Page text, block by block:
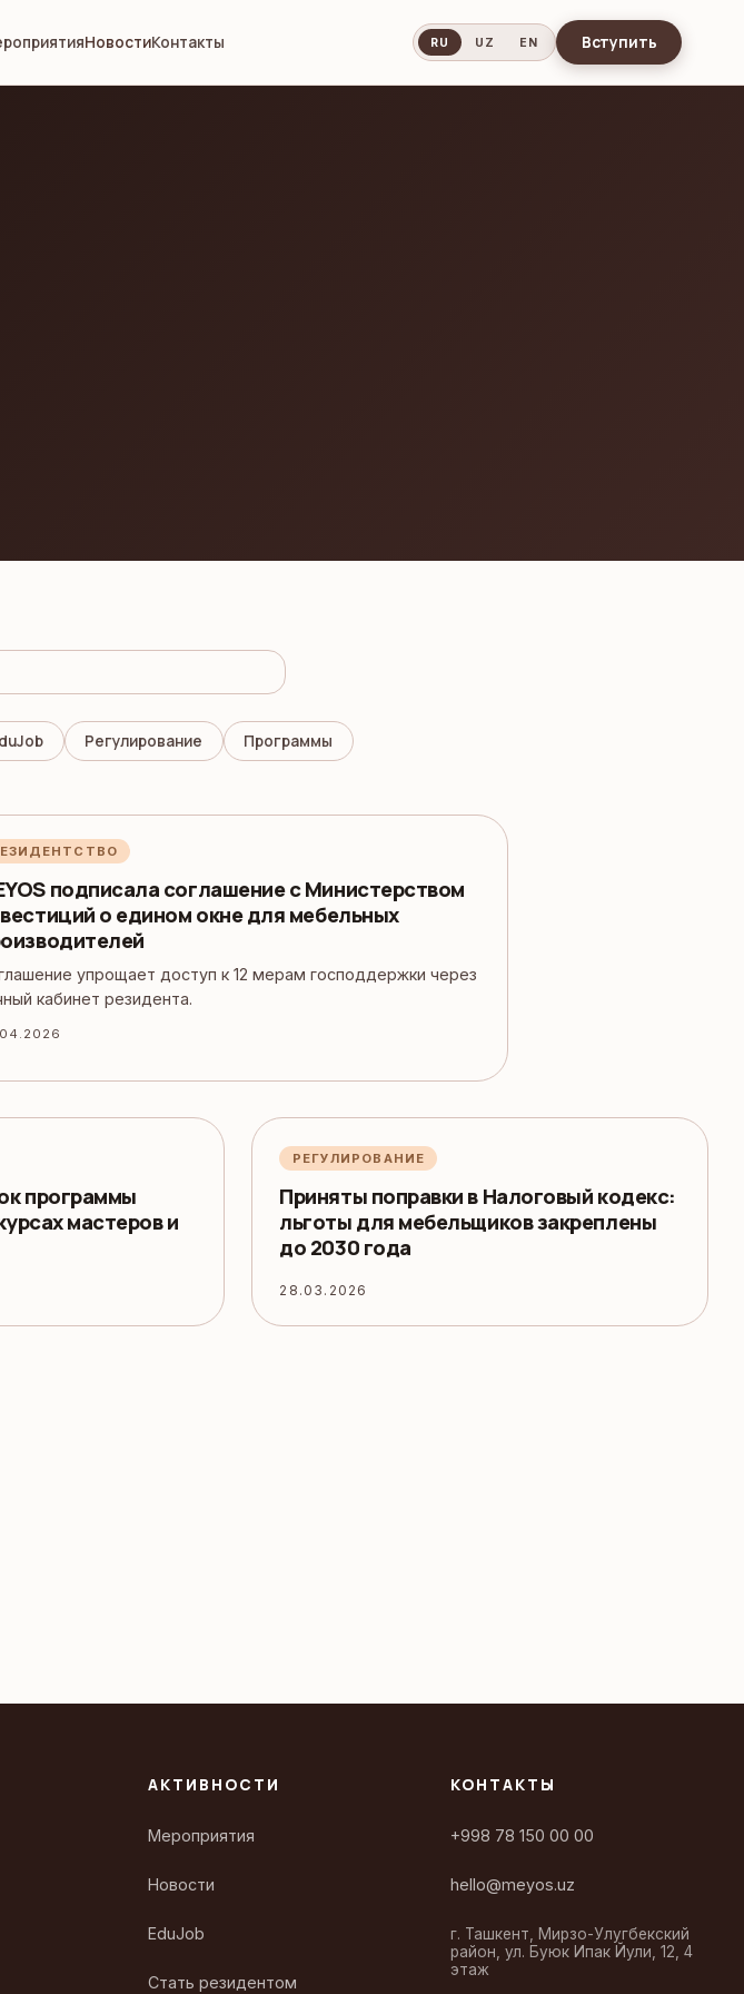
НовостиКонтакты RU UZ EN Вступить
Регулирование Программы
подписала соглашение с Министерством
о едином окне для мебельных
упрощает доступ к 12 мерам господдержки через
кабинет резидента.
программы
мастеров и
РЕГУЛИРОВАНИЕ
Приняты поправки в Налоговый кодекс:
льготы для мебельщиков закреплены
до 2030 года
28.03.2026
АКТИВНОСТИ
Мероприятия
Новости
EduJob
Стать резидентом
КОНТАКТЫ
+998 78 150 00 00
hello@meyos.uz
г. Ташкент, Мирзо-Улугбекский
район, ул. Буюк Ипак Йули, 12, 4
этаж